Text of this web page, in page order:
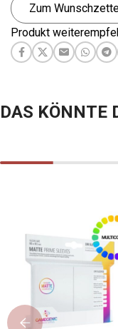
Zum
Produkt
DAS KÖNNTE